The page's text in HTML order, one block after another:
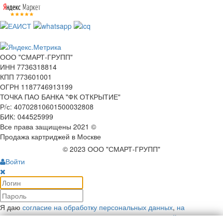
ООО "СМАРТ-ГРУПП"
ИНН 7736318814
КПП 773601001
ОГРН 1187746913199
ТОЧКА ПАО БАНКА "ФК ОТКРЫТИЕ"
Р/с: 40702810601500032808
БИК: 044525999
Все права защищены 2021 ©
Продажа картриджей в Москве
© 2023 ООО "СМАРТ-ГРУПП"
Войти
Я даю согласие на обработку персональных данных, на
рекламную коммуникациюи соглашаюсь сполитикой